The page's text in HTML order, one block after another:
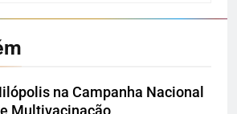
na Campanha Nacional